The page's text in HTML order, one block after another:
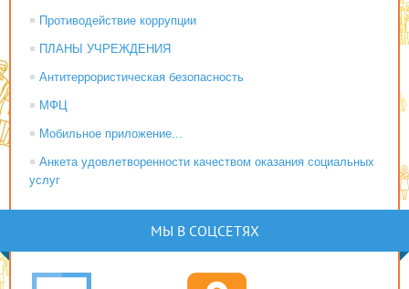
Противодействие коррупции
ПЛАНЫ УЧРЕЖДЕНИЯ
Антитеррористическая безопасность
МФЦ
Мобильное приложение...
Анкета удовлетворенности качеством оказания социальных
услуг
МЫ В СОЦСЕТЯХ